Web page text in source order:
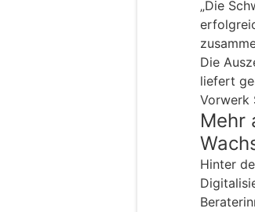
„Die
Die
liefert
Vorwerk
Mehr
Hinter